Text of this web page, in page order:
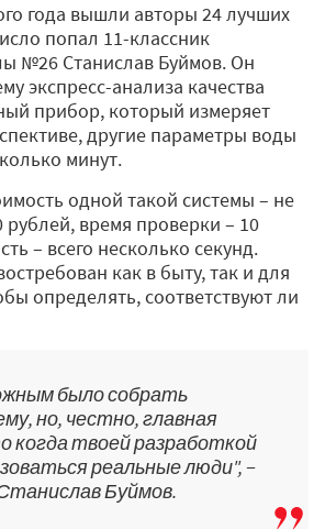
года вышли авторы 24 лучших
попал 11-классник
№26 Станислав Буймов. Он
экспресс-анализа качества
прибор, который измеряет
другие параметры воды
минут.
одной такой системы – не
время проверки – 10
– всего несколько секунд.
как в быту, так и для
определять, соответствуют ли
было собрать
но, честно, главная
когда твоей разработкой
реальные люди", −
Буймов.